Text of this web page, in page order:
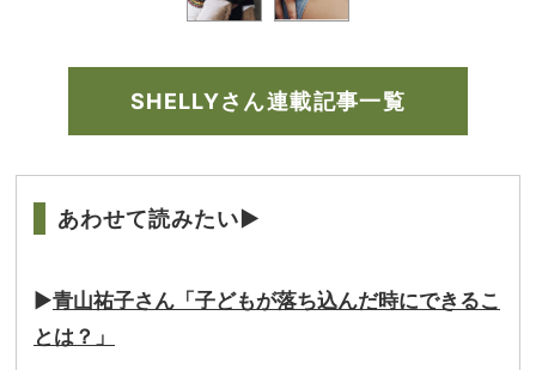
SHELLYさん連載記事一覧
あわせて読みたい▶
▶青山祐子さん「子どもが落ち込んだ時にできるこ
とは？」